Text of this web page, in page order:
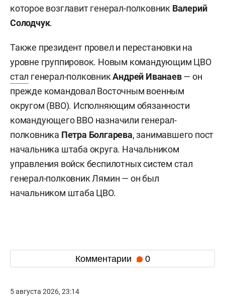
которое возглавит генерал-полковник Валерий
Солодчук.
Также президент провел и перестановки на
уровне группировок. Новым командующим ЦВО
стал генерал-полковникАндрей Иванаев— он
прежде командовал Восточным военным
округом (ВВО). Исполняющим обязанности
командующего ВВО назначили генерал-
полковника Петра Болгарева, занимавшего пост
начальника штаба округа. Начальником
управления войск беспилотных систем стал
генерал-полковник Лямин — он был
начальником штаба ЦВО.
Комментарии 0
5 августа 2026, 23:14